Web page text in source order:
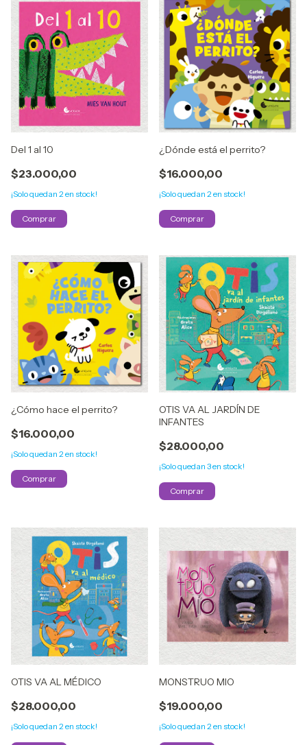
Del 1 al 10
$23.000,00
¡Solo quedan 2 en stock!
¿Dónde está el perrito?
$16.000,00
¡Solo quedan 2 en stock!
¿Cómo hace el perrito?
$16.000,00
¡Solo quedan 2 en stock!
OTIS VA AL JARDÍN DE
INFANTES
$28.000,00
¡Solo quedan 3en stock!
OTIS VA AL MÉDICO
$28.000,00
¡Solo quedan 2 en stock!
MONSTRUO MIO
$19.000,00
¡Solo quedan 2 en stock!